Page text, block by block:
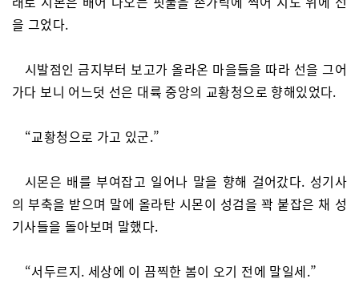
을 그었다.
시발점인 금지부터 보고가 올라온 마을들을 따라 선을 그어
가다 보니 어느덧 선은 대륙 중앙의 교황청으로 향해있었다.
“교황청으로 가고 있군.”
시몬은 배를 부여잡고 일어나 말을 향해 걸어갔다. 성기사
의 부축을 받으며 말에 올라탄 시몬이 성검을 꽉 붙잡은 채 성
기사들을 돌아보며 말했다.
“서두르지. 세상에 이 끔찍한 봄이 오기 전에 말일세.”